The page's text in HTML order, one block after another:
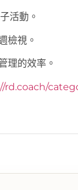
活動。
檢視。
理的效率。
rd.coach/